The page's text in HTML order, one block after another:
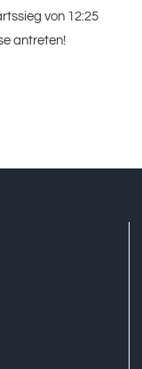
von 12:25
antreten!